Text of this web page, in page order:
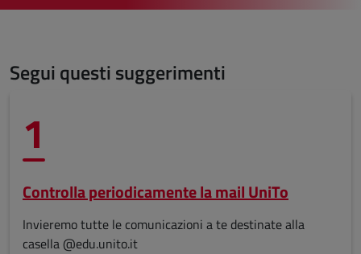
Segui questi suggerimenti
1
Controlla periodicamente la mail UniTo
Invieremo tutte le comunicazioni a te destinate alla
casella @edu.unito.it